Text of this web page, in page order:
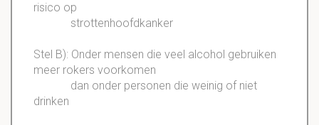
risico op
strottenhoofdkanker
Stel B): Onder mensen die veel alcohol gebruiken
meer rokers voorkomen
dan onder personen die weinig of niet
drinken